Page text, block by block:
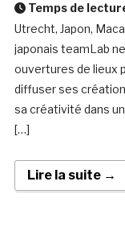
Temps de
Utrecht, Japon,
japonais teamLab
ouvertures de lieux
diffuser ses
sa créativité dans
[…]
Lire la suite →